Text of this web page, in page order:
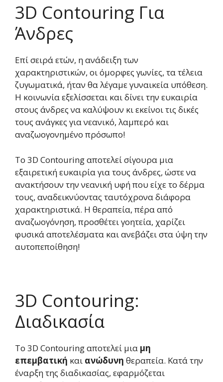
3D Contouring Για
Άνδρες
Επί σειρά ετών, η ανάδειξη των
χαρακτηριστικών, οι όμορφες γωνίες, τα τέλεια
ζυγωματικά, ήταν θα λέγαμε γυναικεία υπόθεση.
Η κοινωνία εξελίσσεται και δίνει την ευκαιρία
στους άνδρες να καλύψουν κι εκείνοι τις δικές
τους ανάγκες για νεανικό, λαμπερό και
αναζωογονημένο πρόσωπο!
Το 3D Contouring αποτελεί σίγουρα μια
εξαιρετική ευκαιρία για τους άνδρες, ώστε να
ανακτήσουν την νεανική υφή που είχε το δέρμα
τους, αναδεικνύοντας ταυτόχρονα διάφορα
χαρακτηριστικά. Η θεραπεία, πέρα από
αναζωογόνηση, προσθέτει γοητεία, χαρίζει
φυσικά αποτελέσματα και ανεβάζει στα ύψη την
αυτοπεποίθηση!
3D Contouring:
Διαδικασία
To 3D Contouring αποτελεί μια μη
επεμβατική και ανώδυνη θεραπεία. Κατά την
έναρξη της διαδικασίας, εφαρμόζεται